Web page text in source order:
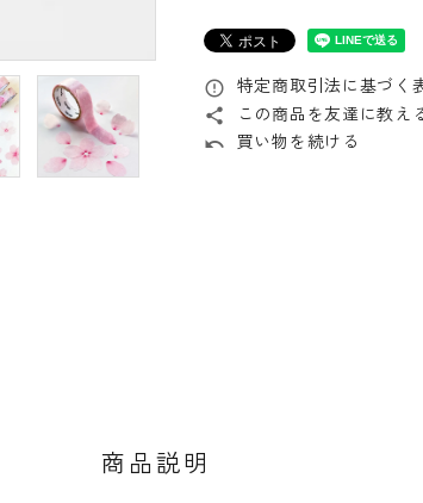
error_outline 特定商取引法に基づく
share この商品を友達に教え
undo 買い物を続ける
商品説明